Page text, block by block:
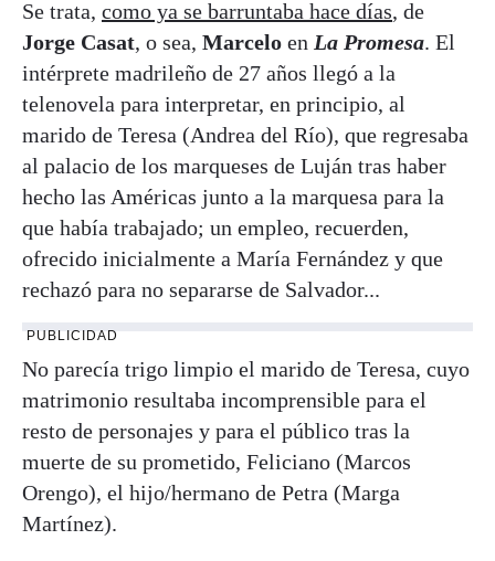
Se trata, como ya se barruntaba hace días, de
Jorge Casat, o sea, Marcelo en La Promesa. El
intérprete madrileño de 27 años llegó a la
telenovela para interpretar, en principio, al
marido de Teresa (Andrea del Río), que regresaba
al palacio de los marqueses de Luján tras haber
hecho las Américas junto a la marquesa para la
que había trabajado; un empleo, recuerden,
ofrecido inicialmente a María Fernández y que
rechazó para no separarse de Salvador...
PUBLICIDAD
No parecía trigo limpio el marido de Teresa, cuyo
matrimonio resultaba incomprensible para el
resto de personajes y para el público tras la
muerte de su prometido, Feliciano (Marcos
Orengo), el hijo/hermano de Petra (Marga
Martínez).